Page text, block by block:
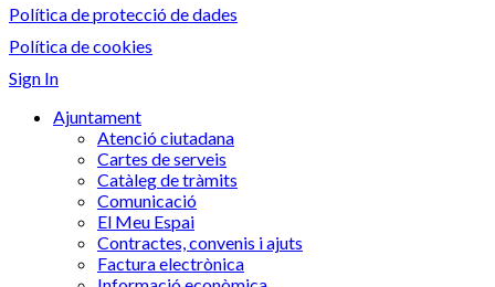
Política de protecció de dades
Política de cookies
Sign In
Ajuntament
Atenció ciutadana
Cartes de serveis
Catàleg de tràmits
Comunicació
El Meu Espai
Contractes, convenis i ajuts
Factura electrònica